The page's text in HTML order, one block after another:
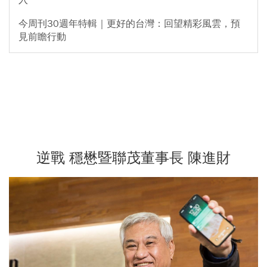
今周刊30週年特輯｜更好的台灣：回望精彩風雲，預
見前瞻行動
逆戰 穩懋暨聯茂董事長 陳進財